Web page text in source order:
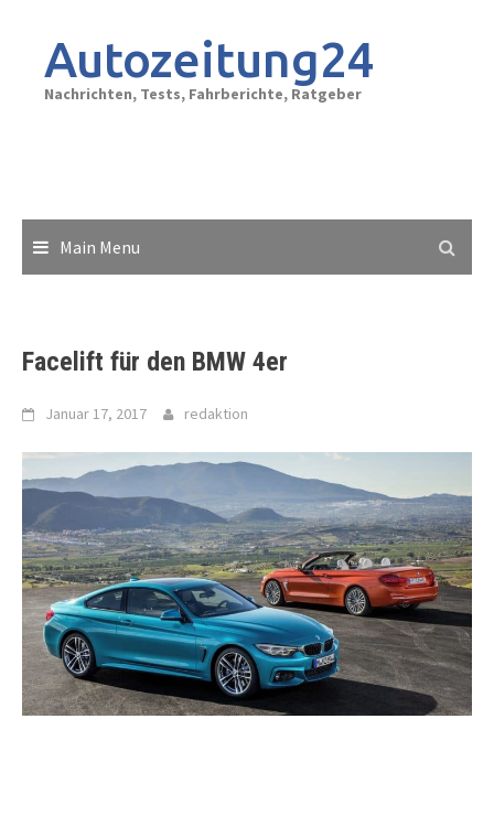
contentAutozeitung24
Nachrichten, Tests, Fahrberichte, Ratgeber
Main Menu
Facelift für den BMW 4er
Januar 17, 2017 redaktion